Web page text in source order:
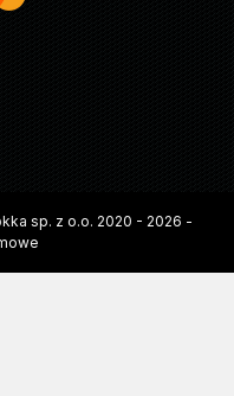
sp. z o.o. 2020 - 2026 -